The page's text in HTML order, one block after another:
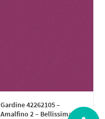
Gardine 42262105 –
Amalfino 2 – Bellissima